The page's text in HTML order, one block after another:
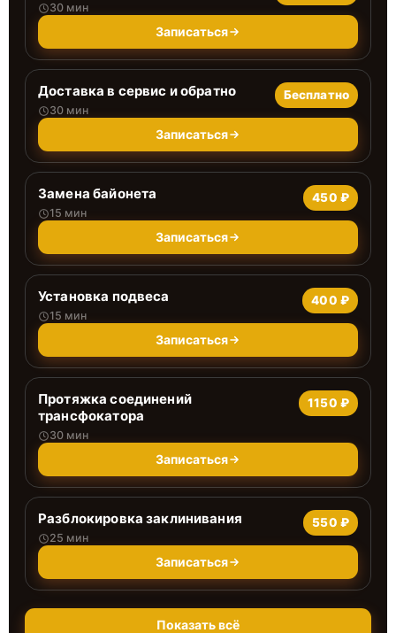
30 мин
Записаться
Доставка в сервис и обратно
30 мин
Бесплатно
Записаться
Замена байонета
15 мин
450 ₽
Записаться
Установка подвеса
15 мин
400 ₽
Записаться
Протяжка соединений
трансфокатора
30 мин
1150 ₽
Записаться
Разблокировка заклинивания
25 мин
550 ₽
Записаться
Показать всё